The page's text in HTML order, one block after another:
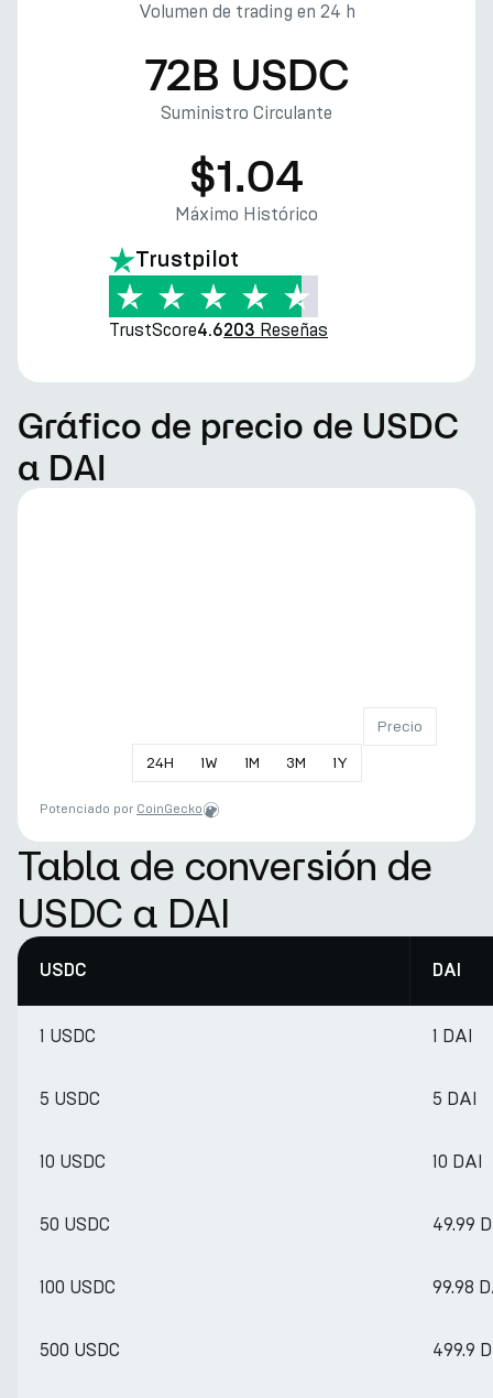
Volumen de trading en 24 h
72B USDC
Suministro Circulante
$1.04
Máximo Histórico
Trustpilot
TrustScore4.6203 Reseñas
Gráfico de precio de USDC
a DAI
24H 1W 1M 3M 1Y
Precio
Potenciado por CoinGecko
Tabla de conversión de
USDC a DAI
USDC DAI
1 USDC 1 DAI
5 USDC 5 DAI
10 USDC 10 DAI
50 USDC 49.99
100 USDC 99.98
500 USDC 499.9